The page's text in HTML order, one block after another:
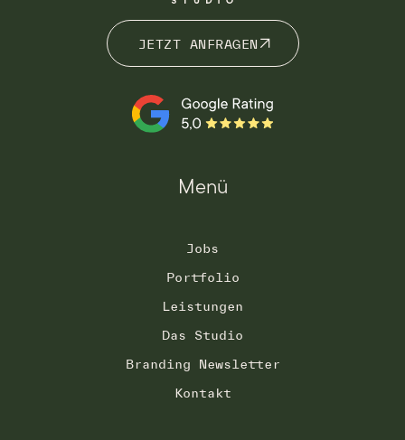
JETZT ANFRAGEN
Menü
Jobs
Portfolio
Leistungen
Das Studio
Branding Newsletter
Kontakt